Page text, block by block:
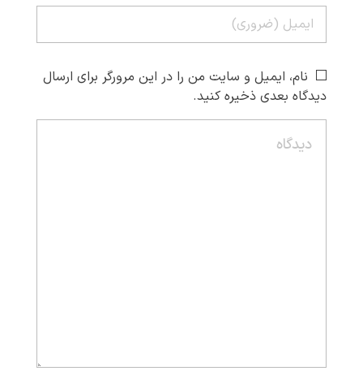
نام، ایمیل و سایت من را در این مرورگر برای ارسال
دیدگاه بعدی ذخیره کنید.